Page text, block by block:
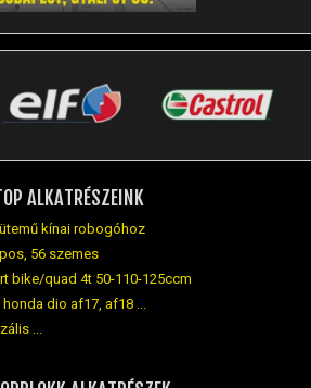
ALKATRÉSZEINK
kínai robogóhoz
56 szemes
bike/quad 4t 50-110-125ccm
dio af17, af18 ...
...